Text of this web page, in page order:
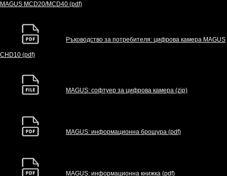
MAGUS MCD20/MCD40 (pdf)
Ръководство за потребителя: цифрова камера MAGUS
CHD10 (pdf)
MAGUS: софтуер за цифрова камера (zip)
MAGUS: информационна брошура (pdf)
MAGUS: информационна книжка (pdf)